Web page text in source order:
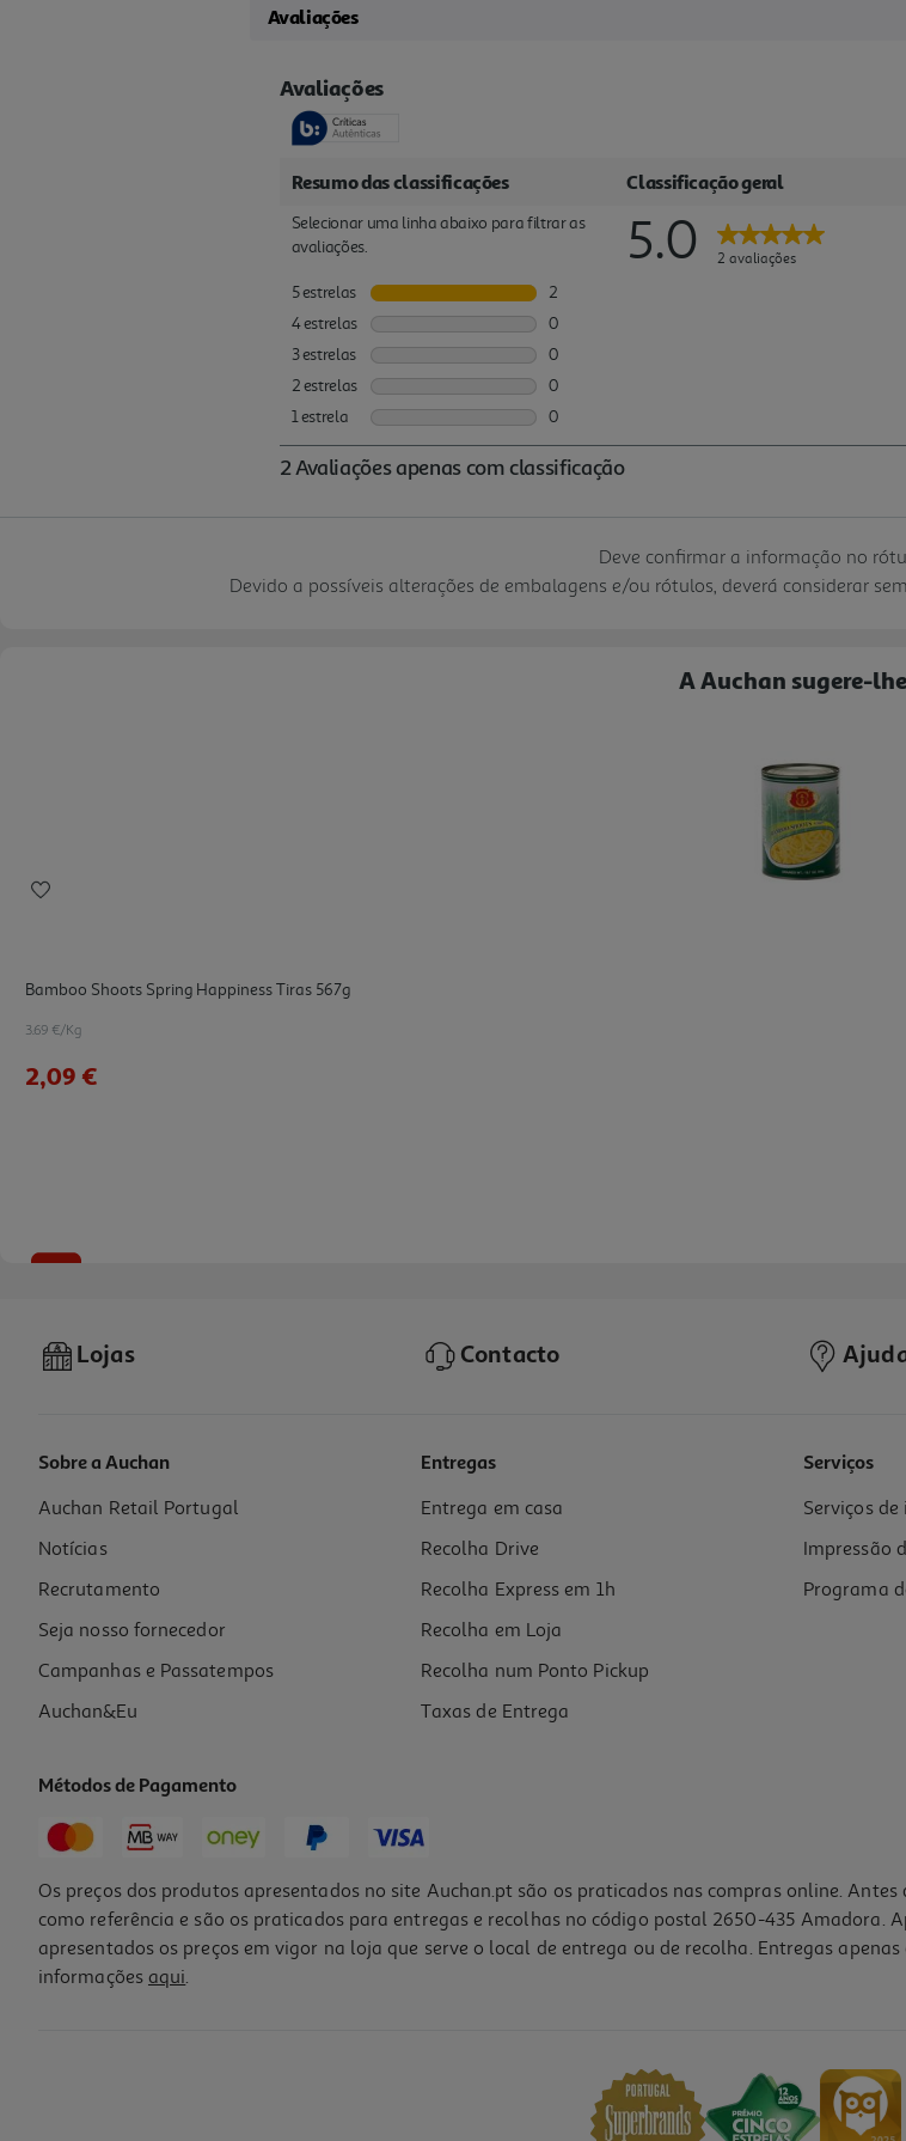
Avaliações
Deve confirmar a informação no
Devido a possíveis alterações de embalagens e/ou rótulos, deverá considerar
A Auchan sugere-
Bamboo Shoots Spring Happiness Tiras 567g
3.69 €/Kg
2,09 €
Milho Bebe Jovem Tin Lung 425g
3.98 €/Kg
1,69 €
Lojas Contacto
Sobre a Auchan
Auchan Retail Portugal
Notícias
Recrutamento
Seja nosso fornecedor
Campanhas e Passatempos
Auchan&Eu
Entregas
Entrega em casa
Recolha Drive
Recolha Express em 1h
Recolha em Loja
Recolha num Ponto Pickup
Taxas de Entrega
Serviços
Serviços
Impressão
Programa
Métodos de Pagamento
Os preços dos produtos apresentados no site Auchan.pt são os praticados nas compras online.
como referência e são os praticados para entregas e recolhas no código postal 2650-435 Amadora.
apresentados os preços em vigor na loja que serve o local de entrega ou de recolha. Entregas
informações aqui.